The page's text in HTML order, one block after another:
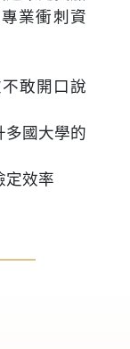
業衝刺資
敢開口說
多國大學的
定效率